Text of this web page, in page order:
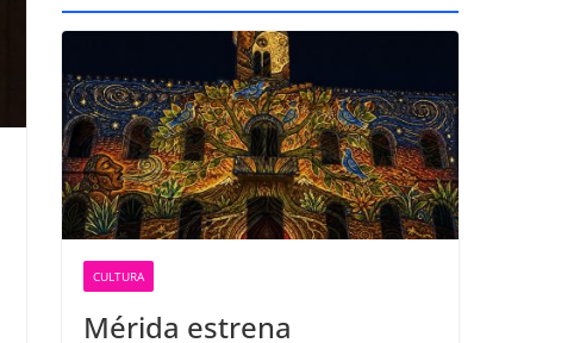
CULTURA
Mérida estrena